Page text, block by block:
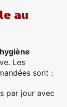
au
hygiène
Les
sont :
par jour avec